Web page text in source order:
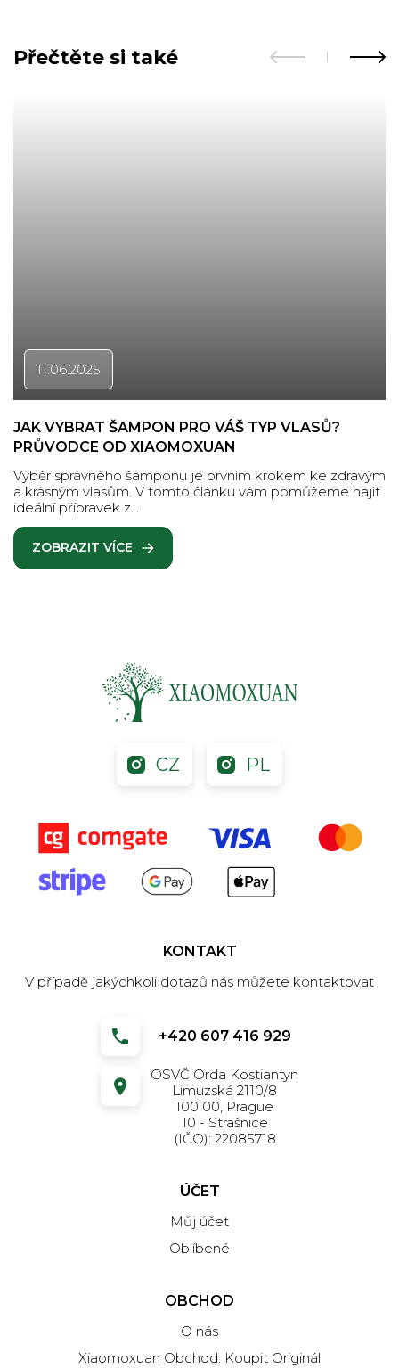
Přečtěte si také
11.06.2025
JAK VYBRAT ŠAMPON PRO VÁŠ TYP VLASŮ?
PRŮVODCE OD XIAOMOXUAN
Výběr správného šamponu je prvním krokem ke zdravým
a krásným vlasům. V tomto článku vám pomůžeme najít
ideální přípravek z…
ZOBRAZIT VÍCE
CZ PL
KONTAKT
V případě jakýchkoli dotazů nás můžete kontaktovat
+420 607 416 929
OSVČ Orda Kostiantyn
Limuzská 2110/8
100 00, Prague
10 - Strašnice
(IČO): 22085718
ÚČET
Můj účet
Oblíbené
OBCHOD
O nás
Xiaomoxuan Obchod: Koupit Originál